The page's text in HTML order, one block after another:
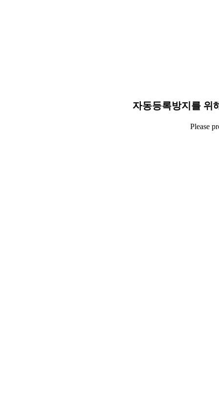
자동등록방지를 위
Please